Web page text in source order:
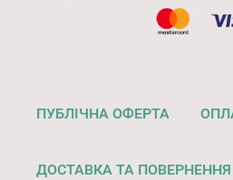
ПУБЛІЧНА ОФЕРТА
ДОСТАВКА ТА ПОВЕРНЕННЯ